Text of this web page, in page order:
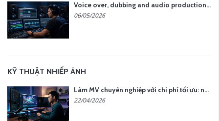
Voice over, dubbing and audio production services in Vietnam for global content
06/05/2026
KỸ THUẬT NHIẾP ẢNH
Làm MV chuyên nghiệp với chi phí tối ưu: nên chọn quay thực tế hay video AI?
22/04/2026